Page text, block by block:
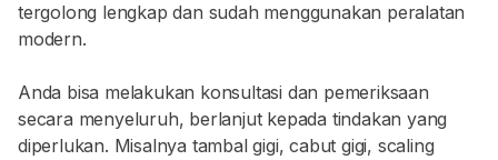
tergolong lengkap dan sudah menggunakan peralatan
modern.
Anda bisa melakukan konsultasi dan pemeriksaan
secara menyeluruh, berlanjut kepada tindakan yang
diperlukan. Misalnya tambal gigi, cabut gigi, scaling